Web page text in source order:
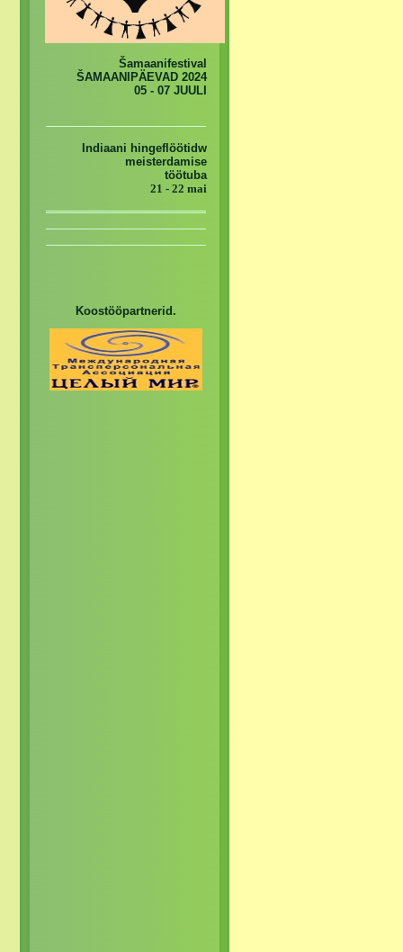
Šamaanifestival
ŠAMAANIPÄEVAD 2024
05 - 07 JUULI
Indiaani hingeflöötidw
meisterdamise
töötuba
21 - 22 mai
Koostööpartnerid.